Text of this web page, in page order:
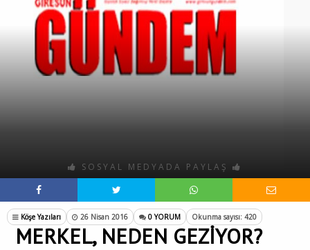
HARUN CİCİ: VİDEOYU GÖRÜNCE GÖZLERİM DOLDU
SOSYAL MEDYADA PAYLAŞ
Köşe Yazıları 26 Nisan 2016 0 YORUM Okunma sayısı: 420
MERKEL, NEDEN GEZİYOR?